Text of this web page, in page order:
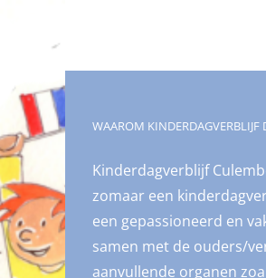
WAAROM KINDERDAGVERBLIJF
Kinderdagverblijf
zomaar een
een gepassioneerd en
samen met de ouders/
aanvullende organen